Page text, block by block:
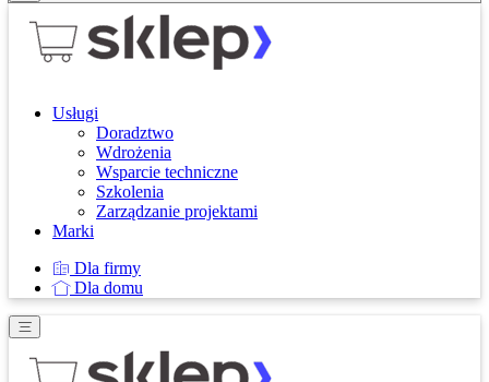
Usługi
Doradztwo
Wdrożenia
Wsparcie techniczne
Szkolenia
Zarządzanie projektami
Marki
Dla firmy
Dla domu